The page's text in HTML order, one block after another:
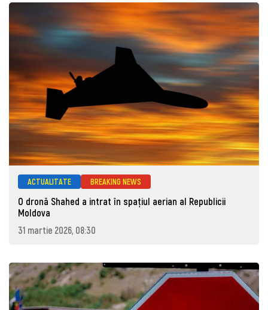
ACTUALITATE BREAKING NEWS
O dronă Shahed a intrat în spațiul aerian al Republicii
Moldova
31 martie 2026, 08:30